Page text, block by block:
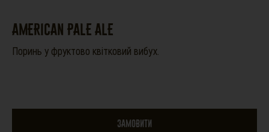
AMERICAN PALE ALE
Поринь у фруктово квітковий вибух.
ЗАМОВИТИ